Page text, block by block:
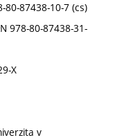
80-87438-10-7 (cs)
978-80-87438-31-
X
v